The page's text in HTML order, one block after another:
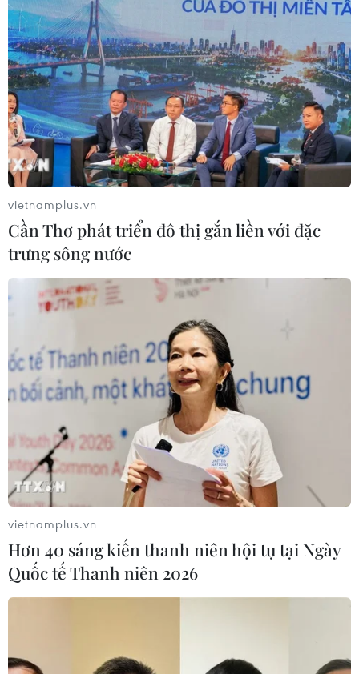
vietnamplus.vn
Cần Thơ phát triển đô thị gắn liền với đặc
trưng sông nước
vietnamplus.vn
Hơn 40 sáng kiến thanh niên hội tụ tại Ngày
Quốc tế Thanh niên 2026